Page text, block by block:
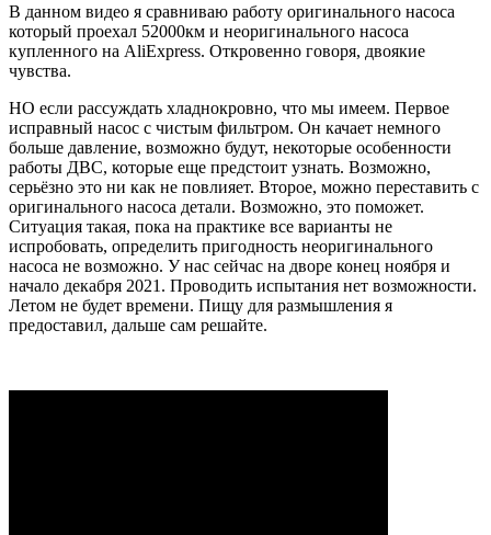
В данном видео я сравниваю работу оригинального насоса
который проехал 52000км и неоригинального насоса
купленного на AliExpress. Откровенно говоря, двоякие
чувства.
НО если рассуждать хладнокровно, что мы имеем. Первое
исправный насос с чистым фильтром. Он качает немного
больше давление, возможно будут, некоторые особенности
работы ДВС, которые еще предстоит узнать. Возможно,
серьёзно это ни как не повлияет. Второе, можно переставить с
оригинального насоса детали. Возможно, это поможет.
Ситуация такая, пока на практике все варианты не
испробовать, определить пригодность неоригинального
насоса не возможно. У нас сейчас на дворе конец ноября и
начало декабря 2021. Проводить испытания нет возможности.
Летом не будет времени. Пищу для размышления я
предоставил, дальше сам решайте.